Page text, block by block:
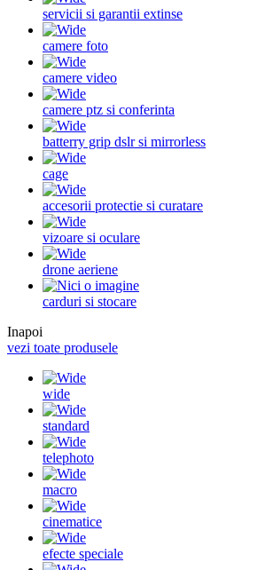
servicii si garantii extinse
camere foto
camere video
camere ptz si conferinta
batterry grip dslr si mirrorless
cage
accesorii protectie si curatare
vizoare si oculare
drone aeriene
carduri si stocare
Inapoi
vezi toate produsele
wide
standard
telephoto
macro
cinematice
efecte speciale